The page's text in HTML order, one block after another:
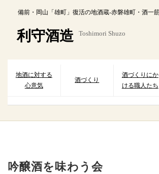
備前・岡山「雄町」復活の地酒蔵-赤磐雄町・酒一
利守酒造 Toshimori Shuzo
地酒に対する
心意気
酒づくり
酒づくりにか
ける職人たち
吟醸酒を味わう会